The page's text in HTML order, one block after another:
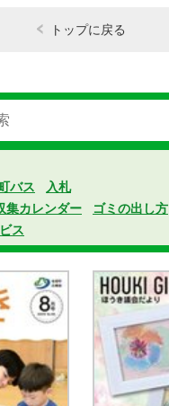
トップに戻る
バス
入札
集カレンダー
ゴミの出し方
ス